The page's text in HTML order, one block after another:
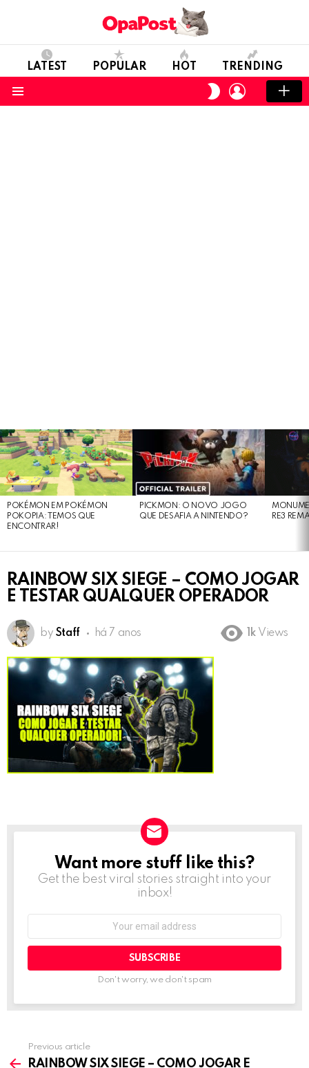
LATEST POPULAR HOT TRENDING
SWITCH
SKIN
LOGIN
LATEST
STORIES
POKÉMON EM POKÉMON
POKOPIA: TEMOS QUE
ENCONTRAR!
PICKMON: O NOVO JOGO
QUE DESAFIA A NINTENDO?
RE3
RAINBOW SIX SIEGE – COMO JOGAR
E TESTAR QUALQUER OPERADOR
by Staff há 7 anos 1k Views
NEWSLETTER
Want more stuff like this?
Get the best viral stories straight into your
inbox!
Don't worry, we don't spam
more
Previous article
RAINBOW SIX SIEGE – COMO JOGAR E